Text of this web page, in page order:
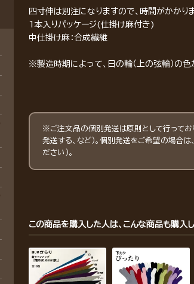
四寸伸は別注になりますので、時間がかかりま
1本入りパッケージ(仕掛け麻付き)
中仕掛け麻：合成繊維
※製造時期によって、日の輪（上の弦輪）の
※ご注文品の個別発送は原則として行ってお
発送する、など）。個別発送をご希望の場合
ださい）。
この商品を購入した人は、こんな商品も購入